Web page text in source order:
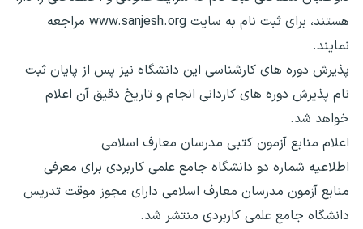
هستند، برای ثبت نام به سایت www.sanjesh.org مراجعه
نمایند.
پذیرش دوره های کارشناسی این دانشگاه نیز پس از پایان ثبت
نام پذیرش دوره های کاردانی انجام و تاریخ دقیق آن اعلام
خواهد شد.
اعلام منابع آزمون کتبی مدرسان معارف اسلامی
اطلاعیه شماره دو دانشگاه جامع علمی کاربردی برای معرفی
منابع آزمون مدرسان معارف اسلامی دارای مجوز موقت تدریس
دانشگاه جامع علمی کاربردی منتشر شد.